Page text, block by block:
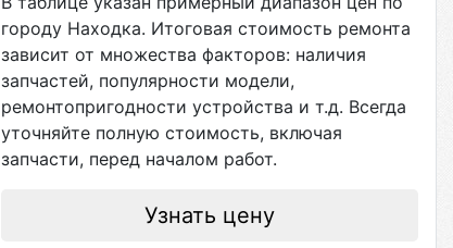
городу Находка. Итоговая стоимость ремонта
зависит от множества факторов: наличия
запчастей, популярности модели,
ремонтопригодности устройства и т.д. Всегда
уточняйте полную стоимость, включая
запчасти, перед началом работ.
Узнать цену